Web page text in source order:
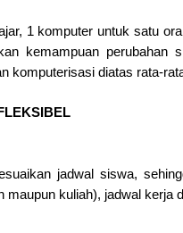
1 komputer untuk satu
kemampuan
komputerisasi diatas rata-
jadwal siswa,
maupun kuliah), jadwal kerja